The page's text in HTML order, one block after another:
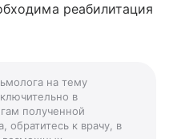
реабилитация
на тему
в
полученной
обратитесь к врачу, в